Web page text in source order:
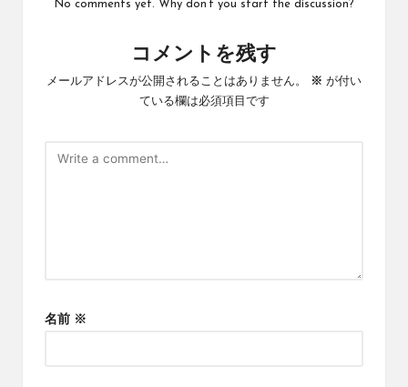
No comments yet. Why don’t you start the discussion?
コメントを残す
メールアドレスが公開されることはありません。 ※ が付い
ている欄は必須項目です
名前 ※